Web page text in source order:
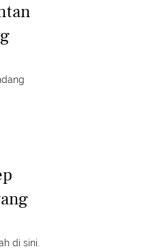
di sini.